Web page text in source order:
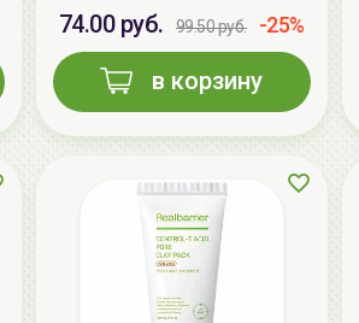
74.00 руб. 99.50 руб. -25%
в корзину